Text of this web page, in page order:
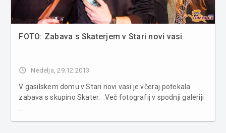
FOTO: Zabava s Skaterjem v Stari novi vasi
access_time Nedelja, 29.12.2013
V gasilskem domu v Stari novi vasi je včeraj potekala
zabava s skupino Skater. Več fotografij v spodnji galeriji